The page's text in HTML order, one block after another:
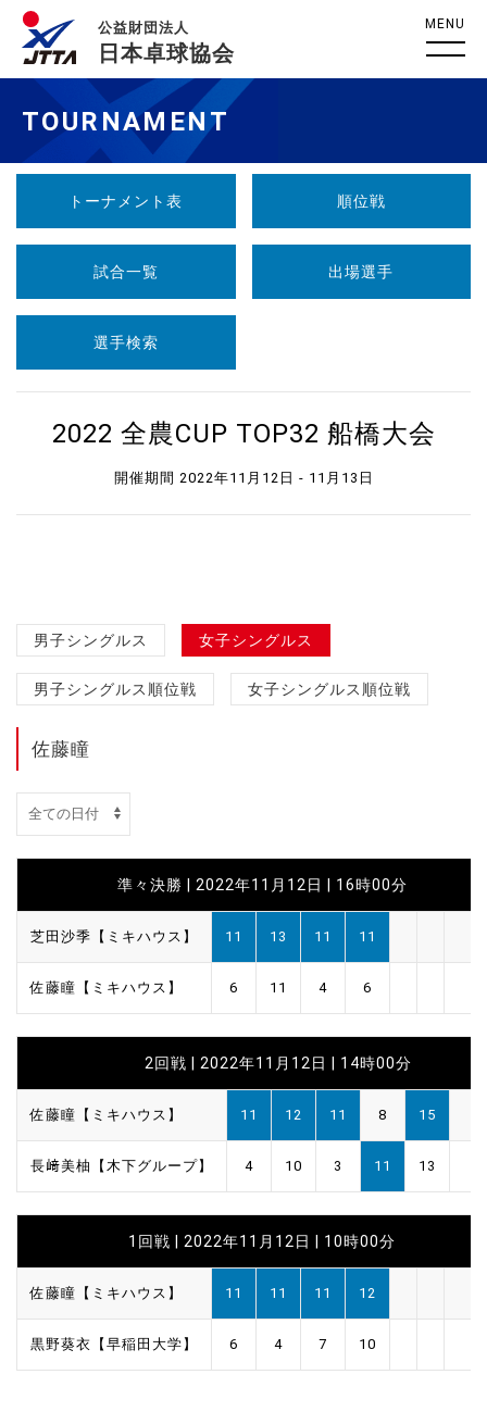
公益財団法人
日本卓球協会
MENU
TOURNAMENT
トーナメント表 順位戦
試合一覧 出場選手
選手検索
2022 全農CUP TOP32 船橋大会
開催期間 2022年11月12日 - 11月13日
男子シングルス 女子シングルス
男子シングルス順位戦 女子シングルス順位戦
佐藤瞳
準々決勝 | 2022年11月12日 | 16時00分
芝田沙季【ミキハウス】 11 13 11 11
佐藤瞳【ミキハウス】 6 11 4 6
2回戦 | 2022年11月12日 | 14時00分
佐藤瞳【ミキハウス】 11 12 11 8 15
長﨑美柚【木下グループ】 4 10 3 11 13
1回戦 | 2022年11月12日 | 10時00分
佐藤瞳【ミキハウス】 11 11 11 12
黒野葵衣【早稲田大学】 6 4 7 10